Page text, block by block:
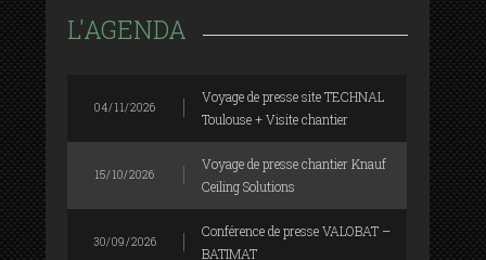
L'AGENDA
04/11/2026
Voyage de presse site TECHNAL
Toulouse + Visite chantier
15/10/2026
Voyage de presse chantier Knauf
Ceiling Solutions
30/09/2026
Conférence de presse VALOBAT –
BATIMAT